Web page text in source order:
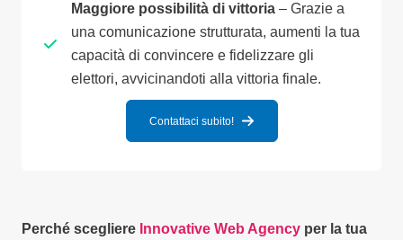
Maggiore possibilità di vittoria – Grazie a
una comunicazione strutturata, aumenti la tua
capacità di convincere e fidelizzare gli
elettori, avvicinandoti alla vittoria finale.
Contattaci subito!
Perché scegliere Innovative Web Agency per la tua